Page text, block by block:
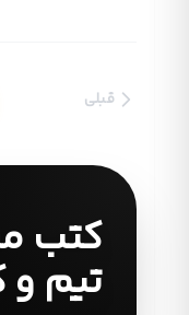
قبلی
کتب
تیم